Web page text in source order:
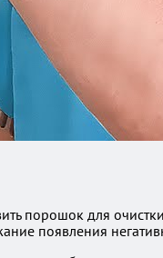
порошок для
появления